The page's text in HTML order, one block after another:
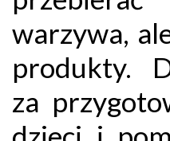
warzywa,
produkty.
za